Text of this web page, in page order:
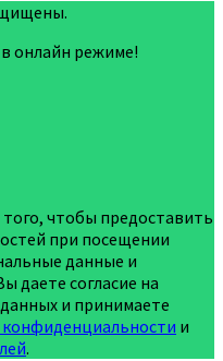
онлайн режиме!
того, чтобы предоставить
при посещении
данные и
даете согласие на
и принимаете
и
.